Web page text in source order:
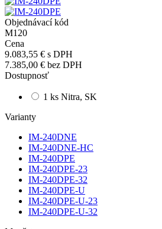
Objednávací kód
M120
Cena
9.083,55 € s DPH
7.385,00 € bez DPH
Dostupnosť
1 ks Nitra, SK
Varianty
IM-240DNE
IM-240DNE-HC
IM-240DPE
IM-240DPE-23
IM-240DPE-32
IM-240DPE-U
IM-240DPE-U-23
IM-240DPE-U-32